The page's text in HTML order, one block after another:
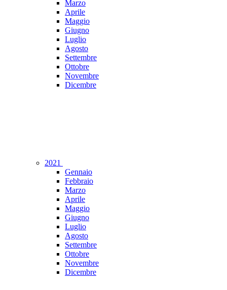
Marzo
Aprile
Maggio
Giugno
Luglio
Agosto
Settembre
Ottobre
Novembre
Dicembre
2021
Gennaio
Febbraio
Marzo
Aprile
Maggio
Giugno
Luglio
Agosto
Settembre
Ottobre
Novembre
Dicembre